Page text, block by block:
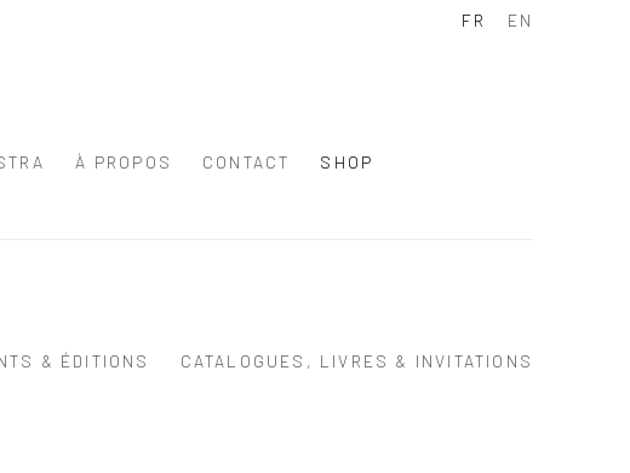
À PROPOS CONTACT SHOP
FR EN
& ÉDITIONS CATALOGUES, LIVRES & INVITATIONS